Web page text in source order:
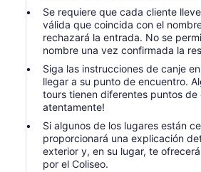
Se requiere que cada cliente
válida que coincida con el
rechazará la entrada. No se
nombre una vez confirmada la
Siga las instrucciones de canje
llegar a su punto de encuentro.
tours tienen diferentes puntos de
atentamente!
Si algunos de los lugares están
proporcionará una explicación
exterior y, en su lugar, te
por el Coliseo.